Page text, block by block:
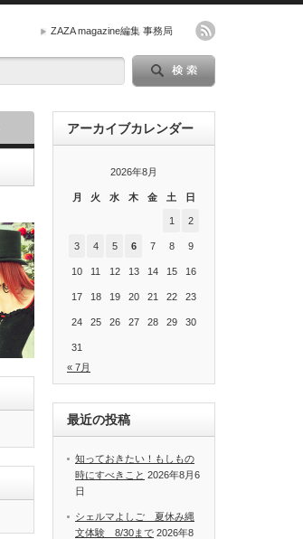
ZAZA magazine編集 事務局
アーカイブカレンダー
2026年8月
月 火 水 木 金 土 日
1 2
3 4 5 6 7 8 9
10 11 12 13 14 15 16
17 18 19 20 21 22 23
24 25 26 27 28 29 30
31
« 7月
最近の投稿
知っておきたい！もしもの
時にすべきこと 2026年8月6
日
シェルマよしご 夏休み縄
文体験 8/30まで 2026年8